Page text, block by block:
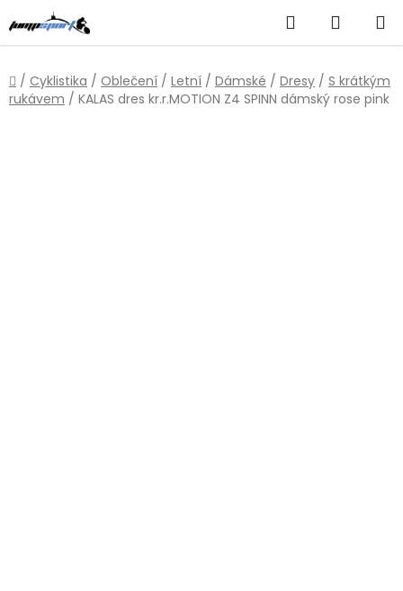
na
obsah
Hledat
KOŠÍK
Domů
/ Cyklistika / Oblečení / Letní / Dámské / Dresy / S krátkým
rukávem / KALAS dres kr.r.MOTION Z4 SPINN dámský rose pink